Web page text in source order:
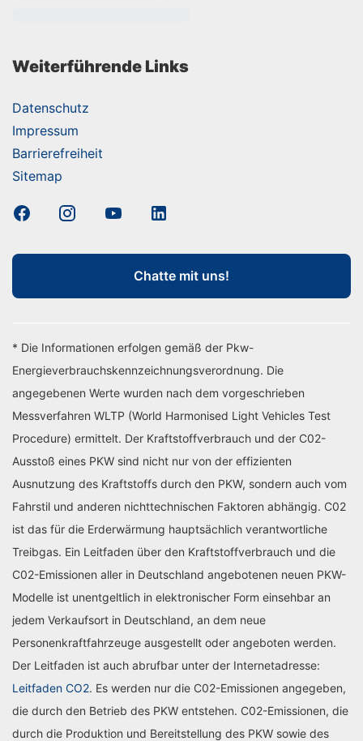
Weiterführende Links
Datenschutz
Impressum
Barrierefreiheit
Sitemap
Chatte mit uns!
* Die Informationen erfolgen gemäß der Pkw-
Energieverbrauchskennzeichnungsverordnung. Die
angegebenen Werte wurden nach dem vorgeschrieben
Messverfahren WLTP (World Harmonised Light Vehicles Test
Procedure) ermittelt. Der Kraftstoffverbrauch und der C02-
Ausstoß eines PKW sind nicht nur von der effizienten
Ausnutzung des Kraftstoffs durch den PKW, sondern auch vom
Fahrstil und anderen nichttechnischen Faktoren abhängig. C02
ist das für die Erderwärmung hauptsächlich verantwortliche
Treibgas. Ein Leitfaden über den Kraftstoffverbrauch und die
C02-Emissionen aller in Deutschland angebotenen neuen PKW-
Modelle ist unentgeltlich in elektronischer Form einsehbar an
jedem Verkaufsort in Deutschland, an dem neue
Personenkraftfahrzeuge ausgestellt oder angeboten werden.
Der Leitfaden ist auch abrufbar unter der Internetadresse:
Leitfaden CO2. Es werden nur die C02-Emissionen angegeben,
die durch den Betrieb des PKW entstehen. C02-Emissionen, die
durch die Produktion und Bereitstellung des PKW sowie des